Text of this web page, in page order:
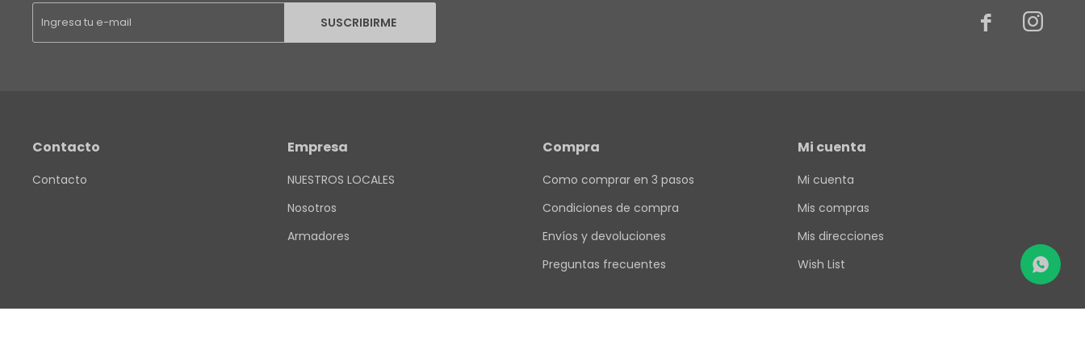
SUSCRIBIRME  
Contacto
Contacto
Empresa
NUESTROS LOCALES
Nosotros
Armadores
Compra
Como comprar en 3 pasos
Condiciones de compra
Envíos y devoluciones
Preguntas frecuentes
Mi cuenta
Mi cuenta
Mis compras
Mis direcciones
Wish List